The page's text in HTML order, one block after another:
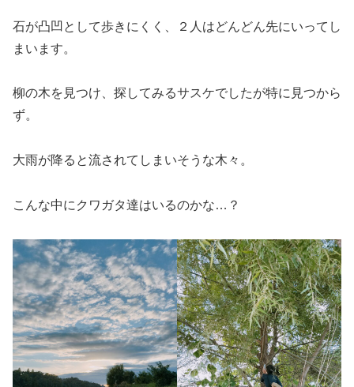
石が凸凹として歩きにくく、２人はどんどん先にいってし
まいます。
柳の木を見つけ、探してみるサスケでしたが特に見つから
ず。
大雨が降ると流されてしまいそうな木々。
こんな中にクワガタ達はいるのかな…？